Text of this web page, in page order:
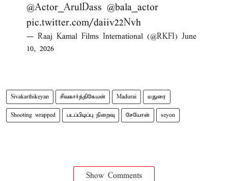
@Actor_ArulDass @bala_actor
pic.twitter.com/daiiv22Nvh
— Raaj Kamal Films International (@RKFI) June
10, 2026
Sivakarthikeyan சிவகார்த்திகேயன் Madurai மதுரை
Shooting wrapped படப்பிடிப்பு நிறைவு சேயோன் seyon
Show Comments